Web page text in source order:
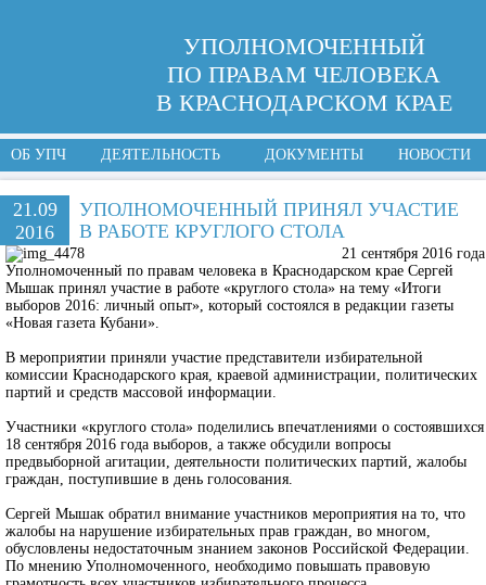
УПОЛНОМОЧЕННЫЙ
ПО ПРАВАМ ЧЕЛОВЕКА
В КРАСНОДАРСКОМ КРАЕ
ОБ УПЧ ДЕЯТЕЛЬНОСТЬ ДОКУМЕНТЫ НОВОСТИ
21.09
2016
УПОЛНОМОЧЕННЫЙ ПРИНЯЛ УЧАСТИЕ
В РАБОТЕ КРУГЛОГО СТОЛА
21 сентября 2016 года
Уполномоченный по правам человека в Краснодарском крае Сергей
Мышак принял участие в работе «круглого стола» на тему «Итоги
выборов 2016: личный опыт», который состоялся в редакции газеты
«Новая газета Кубани».
В мероприятии приняли участие представители избирательной
комиссии Краснодарского края, краевой администрации, политических
партий и средств массовой информации.
Участники «круглого стола» поделились впечатлениями о состоявшихся
18 сентября 2016 года выборов, а также обсудили вопросы
предвыборной агитации, деятельности политических партий, жалобы
граждан, поступившие в день голосования.
Сергей Мышак обратил внимание участников мероприятия на то, что
жалобы на нарушение избирательных прав граждан, во многом,
обусловлены недостаточным знанием законов Российской Федерации.
По мнению Уполномоченного, необходимо повышать правовую